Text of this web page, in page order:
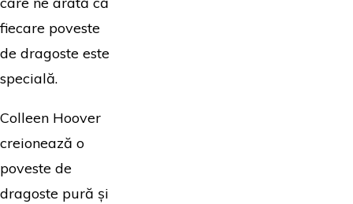
fiecare poveste
de dragoste este
specială.
Colleen Hoover
creionează o
poveste de
dragoste pură și